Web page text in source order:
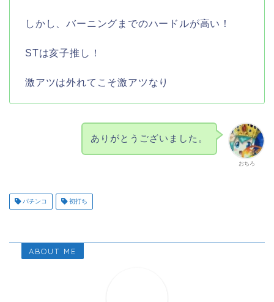
しかし、バーニングまでのハードルが高い！
STは亥子推し！
激アツは外れてこそ激アツなり
おちろ
ありがとうございました。
パチンコ 初打ち
ABOUT ME